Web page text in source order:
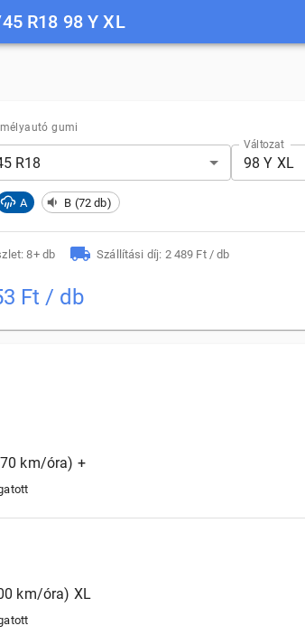
R18 98 Y XL
gumi
R18
Változat
98 Y XL
A B (72 db)
8+ db Szállítási díj: 2 489 Ft / db
Ft / db
km/óra) +
km/óra) XL